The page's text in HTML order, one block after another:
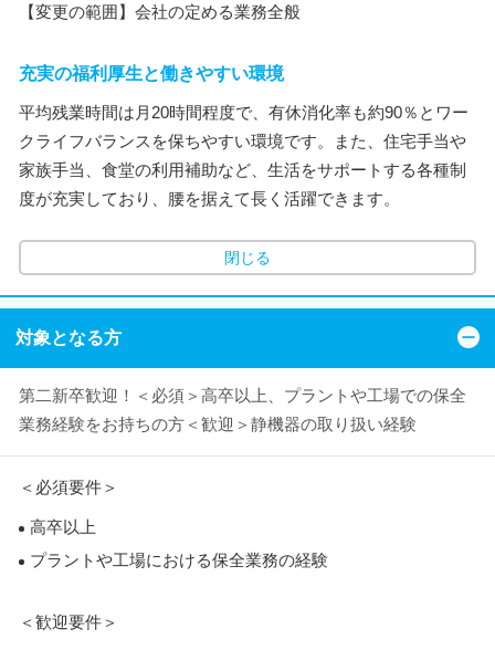
【変更の範囲】会社の定める業務全般
充実の福利厚生と働きやすい環境
平均残業時間は月20時間程度で、有休消化率も約90％とワー
クライフバランスを保ちやすい環境です。また、住宅手当や
家族手当、食堂の利用補助など、生活をサポートする各種制
度が充実しており、腰を据えて長く活躍できます。
閉じる
対象となる方
第二新卒歓迎！＜必須＞高卒以上、プラントや工場での保全
業務経験をお持ちの方＜歓迎＞静機器の取り扱い経験
＜必須要件＞
高卒以上
プラントや工場における保全業務の経験
＜歓迎要件＞